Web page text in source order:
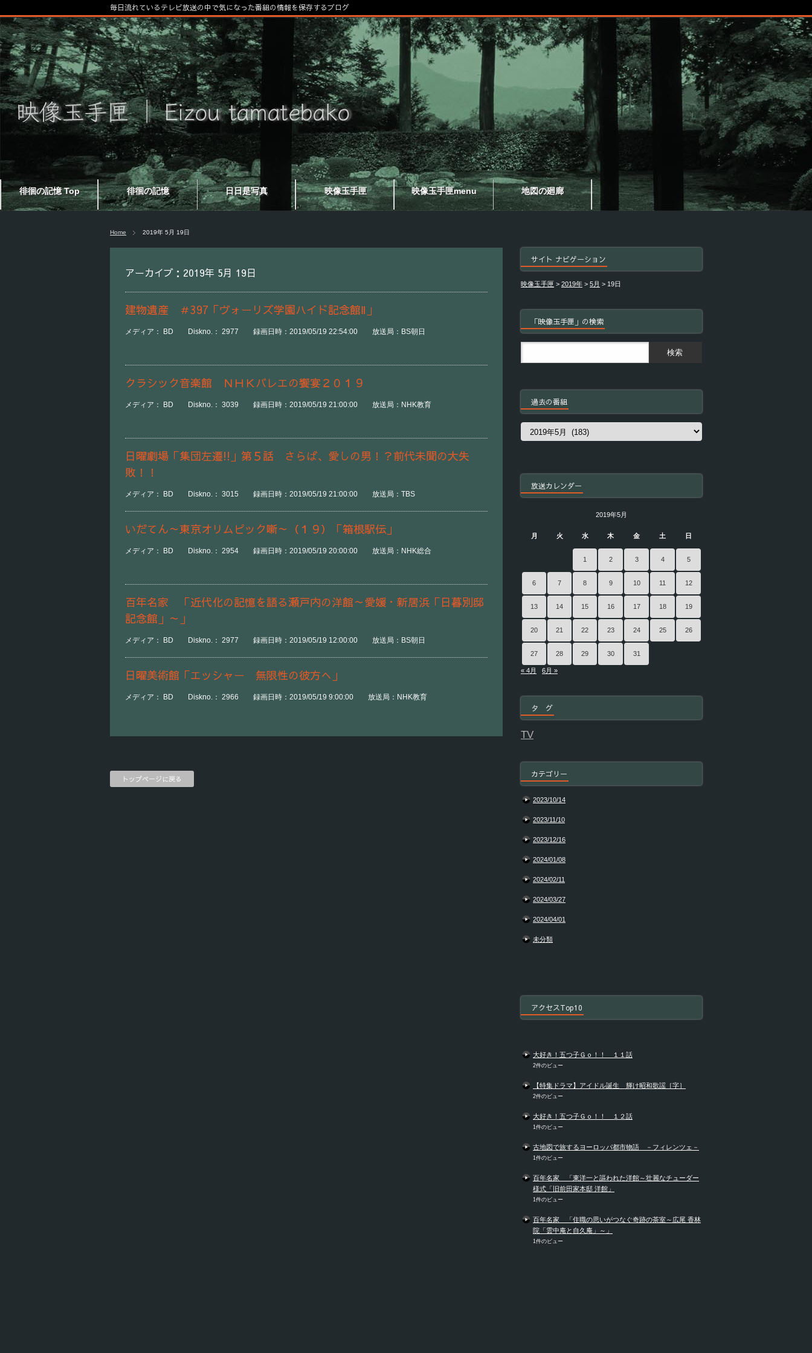
徘徊の記憶 Top 徘徊の記憶 日日是写真 映像玉手匣 映像玉手匣menu 地図の廻廊
毎日流れているテレビ放送の中で気になった番組の情報を保存するブログ
Home 2019年 5月 19日
アーカイブ：2019年 5月 19日
建物遺産 ＃397「ヴォーリズ学園ハイド記念館Ⅱ」
メディア： BD Diskno.： 2977 録画日時：2019/05/19 22:54:00 放送局：BS朝日
クラシック音楽館 ＮＨＫバレエの饗宴２０１９
メディア： BD Diskno.： 3039 録画日時：2019/05/19 21:00:00 放送局：NHK教育
日曜劇場「集団左遷!!」第５話 さらば、愛しの男！？前代未聞の大失
敗！！
メディア： BD Diskno.： 3015 録画日時：2019/05/19 21:00:00 放送局：TBS
いだてん～東京オリムピック噺～（１９）「箱根駅伝」
メディア： BD Diskno.： 2954 録画日時：2019/05/19 20:00:00 放送局：NHK総合
百年名家 「近代化の記憶を語る瀬戸内の洋館～愛媛・新居浜「日暮別邸
記念館」～」
メディア： BD Diskno.： 2977 録画日時：2019/05/19 12:00:00 放送局：BS朝日
日曜美術館「エッシャー 無限性の彼方へ」
メディア： BD Diskno.： 2966 録画日時：2019/05/19 9:00:00 放送局：NHK教育
トップページに戻る
サイト ナビゲーション
映像玉手匣 > 2019年 > 5月 > 19日
「映像玉手匣」の検索
過去の番組
過
放送カレンダー
2019年5月
月 火 水 木 金 土 日
1 2 3 4 5
6 7 8 9 10 11 12
13 14 15 16 17 18 19
20 21 22 23 24 25 26
27 28 29 30 31
« 4月 6月 »
タ グ
TV
カテゴリー
2023/10/14
2023/11/10
2023/12/16
2024/01/08
2024/02/11
2024/03/27
2024/04/01
未分類
アクセスTop10
大好き！五つ子Ｇｏ！！ １１話
2件のビュー
【特集ドラマ】アイドル誕生 輝け昭和歌謡［字］
2件のビュー
大好き！五つ子Ｇｏ！！ １２話
1件のビュー
古地図で旅するヨーロッパ都市物語 －フィレンツェ－
1件のビュー
百年名家 「東洋一と謳われた洋館～壮麗なチューダー
様式「旧前田家本邸 洋館」
1件のビュー
百年名家 「住職の思いがつなぐ奇跡の茶室～広尾 香林
院「雲中庵と自久庵」～」
1件のビュー